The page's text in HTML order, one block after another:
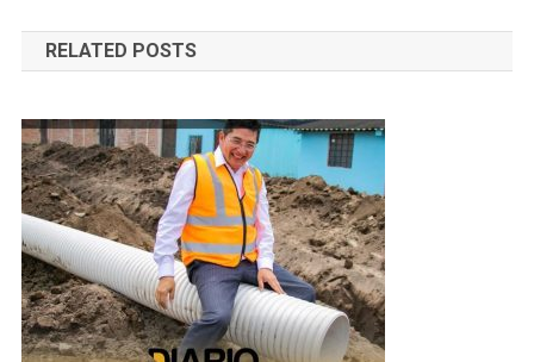
de
entradas
RELATED POSTS